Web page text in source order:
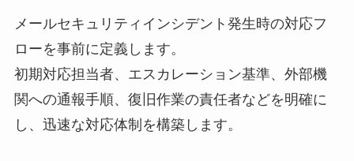
メールセキュリティインシデント発生時の対応フ
ローを事前に定義します。
初期対応担当者、エスカレーション基準、外部機
関への通報手順、復旧作業の責任者などを明確に
し、迅速な対応体制を構築します。